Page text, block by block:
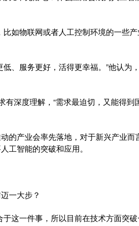
如物联网或者人工控制环境的一些产
、服务更好，活得更幸福。”他认为
深度理解，“需求最迫切，又能得到
产业会率先落地，对于新兴产业而
工智能的突破和应用。
一大步？
这一件事，所以目前在技术方面突破